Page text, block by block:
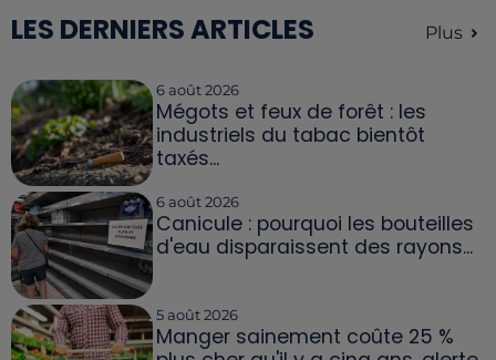
LES DERNIERS ARTICLES Plus
6 août 2026
Mégots et feux de forêt : les
industriels du tabac bientôt
taxés...
6 août 2026
Canicule : pourquoi les bouteilles
d'eau disparaissent des rayons...
5 août 2026
Manger sainement coûte 25 %